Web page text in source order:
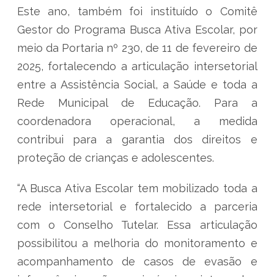
Este ano, também foi instituído o Comitê
Gestor do Programa Busca Ativa Escolar, por
meio da Portaria nº 230, de 11 de fevereiro de
2025, fortalecendo a articulação intersetorial
entre a Assistência Social, a Saúde e toda a
Rede Municipal de Educação. Para a
coordenadora operacional, a medida
contribui para a garantia dos direitos e
proteção de crianças e adolescentes.
“A Busca Ativa Escolar tem mobilizado toda a
rede intersetorial e fortalecido a parceria
com o Conselho Tutelar. Essa articulação
possibilitou a melhoria do monitoramento e
acompanhamento de casos de evasão e